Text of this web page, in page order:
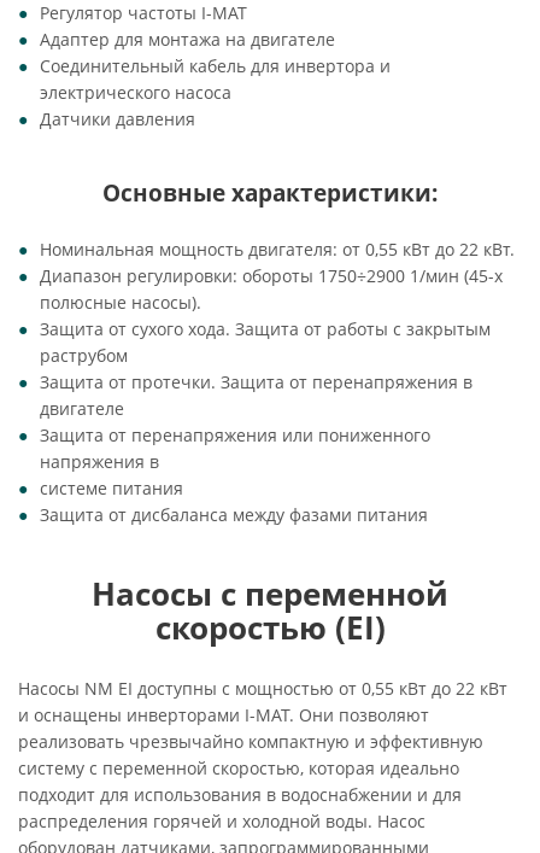
Регулятор частоты I-MAT
Адаптер для монтажа на двигателе
Соединительный кабель для инвертора и
электрического насоса
Датчики давления
Основные характеристики:
Номинальная мощность двигателя: от 0,55 кВт до 22 кВт.
Диапазон регулировки: обороты 1750÷2900 1/мин (45-х
полюсные насосы).
Защита от сухого хода. Защита от работы с закрытым
раструбом
Защита от протечки. Защита от перенапряжения в
двигателе
Защита от перенапряжения или пониженного
напряжения в
системе питания
Защита от дисбаланса между фазами питания
Насосы с переменной
скоростью (EI)
Насосы NM EI доступны с мощностью от 0,55 кВт до 22 кВт
и оснащены инверторами I-MAT. Они позволяют
реализовать чрезвычайно компактную и эффективную
систему с переменной скоростью, которая идеально
подходит для использования в водоснабжении и для
распределения горячей и холодной воды. Насос
оборудован датчиками, запрограммированными